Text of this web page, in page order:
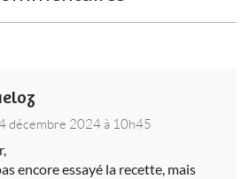
décembre 2024 à 10h45
encore essayé la recette, mais